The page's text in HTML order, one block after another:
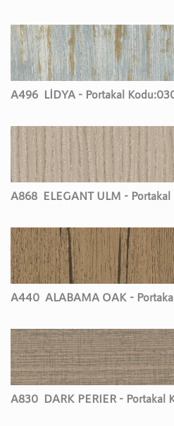
A496 LİDYA - Portakal Kodu:
A868 ELEGANT ULM - Portakal
A440 ALABAMA OAK -
A830 DARK PERIER - Portakal